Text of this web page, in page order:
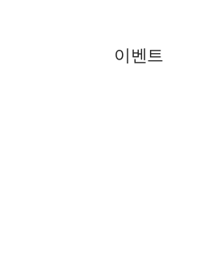
이벤트